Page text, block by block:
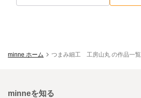
minne ホーム つまみ細工 工房山丸 の作品一覧
minneを知る